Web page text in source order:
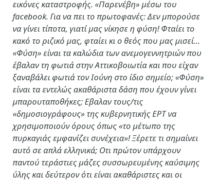
εικόνες καταστροφής. «Παρενέβη» μέσω του
facebook. Για να πει το πρωτοφανές: Δεν μπορούσε
να γίνει τίποτα, γιατί μας νίκησε η φύση! Φταίει το
κακό το ριζικό μας, φταίει κι ο θεός που μας μισεί…
«Φύση» είναι τα καλώδια των ανεμογεννητριών που
έβαλαν τη φωτιά στην Αττικοβοιωτία και που είχαν
ξαναβάλει φωτιά τον Ιούνη στο ίδιο σημείο; «Φύση»
είναι τα εντελώς ακαθάριστα δάση που έχουν γίνει
μπαρουταποθήκες; Εβαλαν τους/τις
«δημοσιογράφους» της κυβερνητικής ΕΡΤ να
χρησιμοποιούν όρους όπως «το μέτωπο της
πυρκαγιάς εμφανίζει συνέχεια»! Ξέρετε τι σημαίνει
αυτό σε απλά ελληνικά; Οτι πρώτον υπάρχουν
παντού τεράστιες μάζες συσσωρευμένης καύσιμης
ύλης και δεύτερον ότι είναι ακαθάριστες και οι